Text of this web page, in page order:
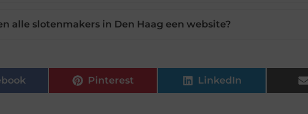
alle slotenmakers in Den Haag een website?
Pinterest LinkedIn